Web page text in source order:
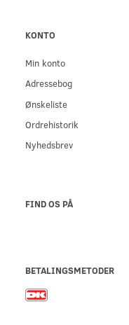
KONTO
Min konto
Adressebog
Ønskeliste
Ordrehistorik
Nyhedsbrev
FIND OS PÅ
BETALINGSMETODER